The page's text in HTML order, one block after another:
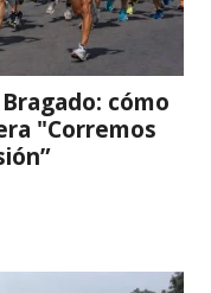
cómo
"Corremos